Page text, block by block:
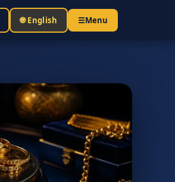
🌐 English ☰Menu